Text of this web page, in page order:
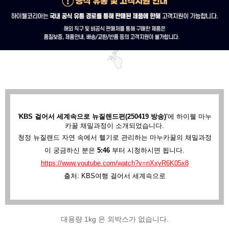
'KBS 걸어서 세계속으로 뉴질랜드편(250419 방송)'에 하이웰 마누
카꿀 채밀과정이 소개되었습니다.
청정 뉴질랜드 자연 속에서 헬기로 관리하는 마누카꿀의 채밀과정
이 궁금하신 분은 5:46 부터 시청하시면 됩니다.
https://www.youtube.com/watch?v=nXxyR6K05x8
출처: KBS여행 걸어서 세계속으로
대용량 1kg 은 외박스가 없습니다.